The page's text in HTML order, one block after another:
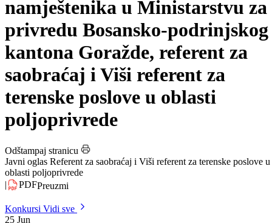
Javni oglas za prijem
namještenika u Ministarstvu za
privredu Bosansko-podrinjskog
kantona Goražde, referent za
saobraćaj i Viši referent za
terenske poslove u oblasti
poljoprivrede
Odštampaj stranicu
oblasti poljoprivrede
|
PDF